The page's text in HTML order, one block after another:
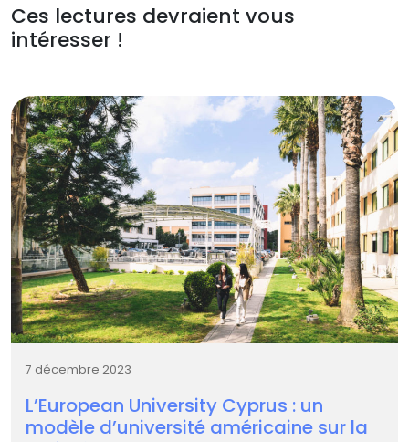
Ces lectures devraient vous
intéresser !
7 décembre 2023
L’European University Cyprus : un
modèle d’université américaine sur la